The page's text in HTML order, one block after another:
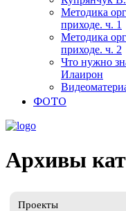
Методика
приходе. ч. 1
Методика
приходе. ч. 2
Что нужно
Илаирон
ФОТО
Архивы
Проекты